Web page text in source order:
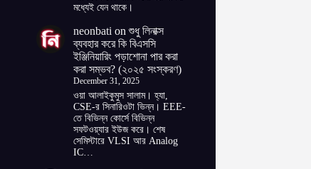
মধ্যেই যেন থাকে।
neonbati onশুধু লিনাক্স
ব্যবহার করে কি বিএসসি
ইঞ্জিনিয়ারিং পড়াশোনা পার করা
করা সম্ভব? (২০২৫ সংস্করণ)
December 31, 2025
ওয়া আলাইকুমুস সালাম। হ্যা,
CSE-র সিনারিওটা ভিন্ন। EEE-
তে বিভিন্ন কোর্সে বিভিন্ন
সফটওয়্যার ইউজ করে। শেষ
সেমিস্টারে VLSI আর Analog
IC…